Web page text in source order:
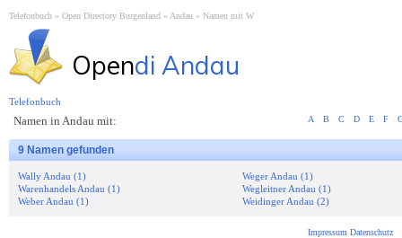
Telefonbuch Open Directory Burgenland Andau Namen mit W
Opendi Andau
Namen in Andau mit: A B C D E F
9 Namen gefunden
Wally Andau (1)
Warenhandels Andau (1)
Weber Andau (1)
Weger Andau (1)
Wegleitner Andau (1)
Weidinger Andau (2)
Telefonbuch
Impressum Datenschutz